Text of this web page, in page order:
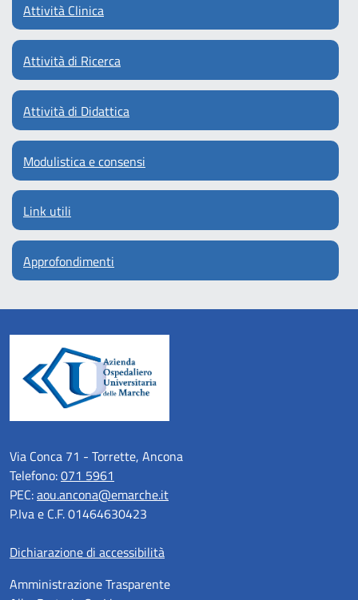
Attività Clinica
Attività di Ricerca
Attività di Didattica
Modulistica e consensi
Link utili
Approfondimenti
Via Conca 71 - Torrette, Ancona
Telefono:071 5961
PEC:aou.ancona@emarche.it
P.Iva e C.F. 01464630423
Dichiarazione di accessibilità
Amministrazione Trasparente